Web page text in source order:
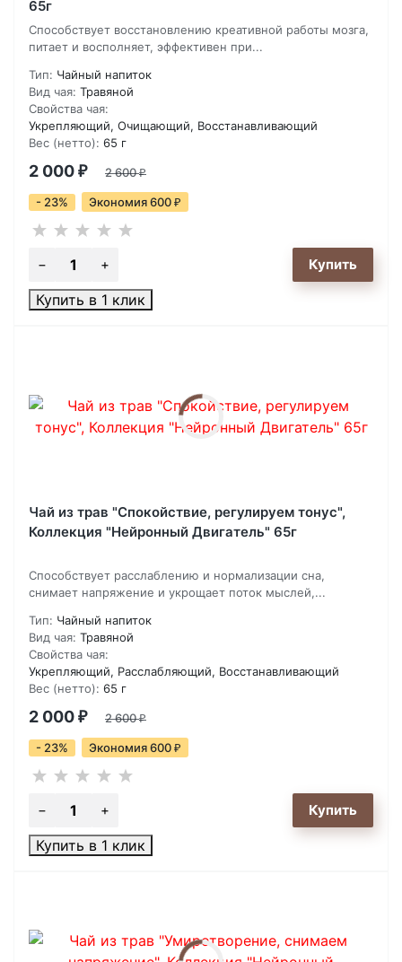
65г
Способствует восстановлению креативной работы мозга,
питает и восполняет, эффективен при...
Тип: Чайный напиток
Вид чая: Травяной
Свойства чая:
Укрепляющий, Очищающий, Восстанавливающий
Вес (нетто): 65 г
2 000 ₽ 2 600₽
- 23% Экономия 600 ₽
Купить в 1 клик
Чай из трав "Спокойствие, регулируем тонус",
Коллекция "Нейронный Двигатель" 65г
Способствует расслаблению и нормализации сна,
снимает напряжение и укрощает поток мыслей,...
Тип: Чайный напиток
Вид чая: Травяной
Свойства чая:
Укрепляющий, Расслабляющий, Восстанавливающий
Вес (нетто): 65 г
2 000 ₽ 2 600₽
- 23% Экономия 600 ₽
Купить в 1 клик